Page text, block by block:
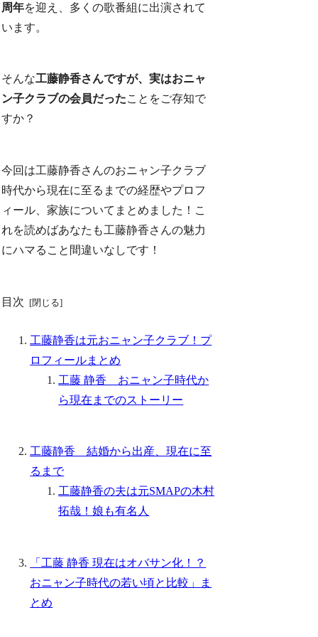
周年を迎え、多くの歌番組に出演されて
います。
そんな工藤静香さんですが、実はおニャ
ン子クラブの会員だったことをご存知で
すか？
今回は工藤静香さんのおニャン子クラブ
時代から現在に至るまでの経歴やプロフ
ィール、家族についてまとめました！こ
れを読めばあなたも工藤静香さんの魅力
にハマること間違いなしです！
目次
工藤静香は元おニャン子クラブ！プ
ロフィールまとめ
工藤 静香 おニャン子時代か
ら現在までのストーリー
工藤静香 結婚から出産、現在に至
るまで
工藤静香の夫は元SMAPの木村
拓哉！娘も有名人
「工藤 静香 現在はオバサン化！？
おニャン子時代の若い頃と比較」ま
とめ